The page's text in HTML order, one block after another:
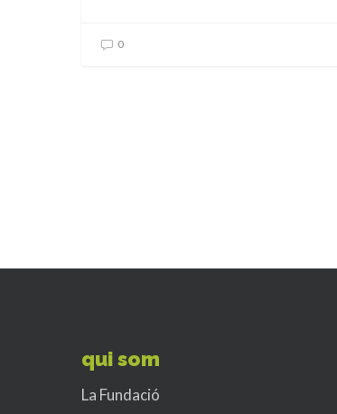
0
qui som
La Fundació